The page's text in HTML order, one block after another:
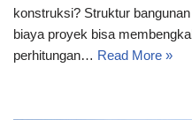
konstruksi? Struktur
biaya proyek bisa
perhitungan… Read More »